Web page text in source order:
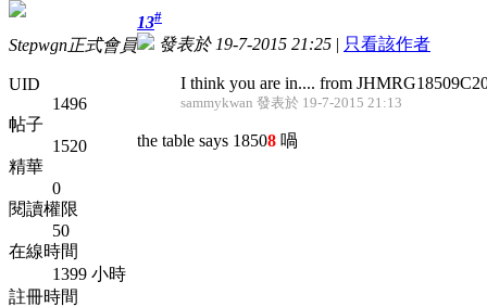
Stepwgn正式會員
UID
1496
帖子
1520
精華
0
閱讀權限
50
在線時間
1399 小時
註冊時間
13#
發表於 19-7-2015 21:25 | 只看該作者
I think you are in.... from
sammykwan 發表於 19-7-2015 21:13
the table says 18508 喎